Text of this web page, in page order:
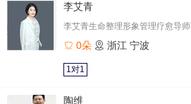
李艾青
李艾青生命整理形象管理疗愈导师
0朵 浙江 宁波
1对1
陶维